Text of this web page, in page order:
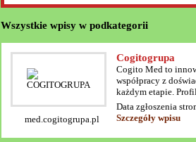
Wszystkie wpisy w podkategorii
med.cogitogrupa.pl
Cogitogrupa
Cogito Med to
współpracy z
każdym etapie.
Data zgłoszenia
Szczegóły wpisu